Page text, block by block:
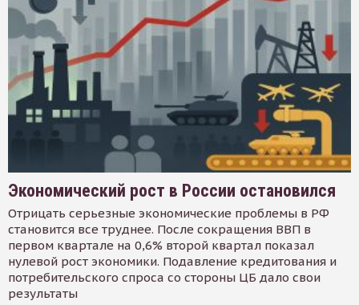
Экономический рост в России остановился
Отрицать серьезные экономические проблемы в РФ
становится все труднее. После сокращения ВВП в
первом квартале на 0,6% второй квартал показал
нулевой рост экономики. Подавление кредитования и
потребительского спроса со стороны ЦБ дало свои
результаты